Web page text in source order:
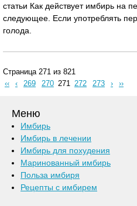
статьи Как действует имбирь на
следующее. Если употреблять
голода.
Страница 271 из 821
‹‹
‹ 269 270 271 272 273 › ››
Меню
Имбирь
Имбирь в лечении
Имбирь для похудения
Маринованный имбирь
Польза имбиря
Рецепты с имбирем